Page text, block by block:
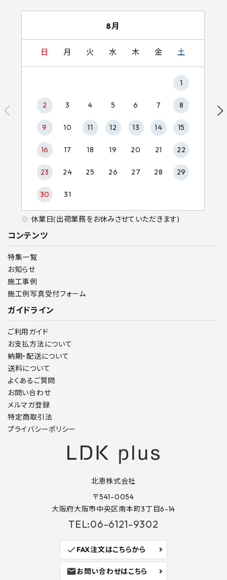
コンテンツ
特集一覧
お知らせ
施工事例
施工例写真受付フォーム
ガイドライン
ご利用ガイド
お支払方法について
納期・配送について
送料について
よくあるご質問
お問い合わせ
メルマガ登録
特定商取引法
プライバシーポリシー
8月
日 月 火 水 木 金 土
1
2 3 4 5 6 7 8
9 10 11 12 13 14 15
16 17 18 19 20 21 22
23 24 25 26 27 28 29
30 31
休業日(出荷業務をお休みさせていただきます)
北恵株式会社
〒541-0054
大阪府大阪市中央区南本町3丁目6-14
TEL:06-6121-9302
checkFAX注文はこちらから
mailお問い合わせはこちら